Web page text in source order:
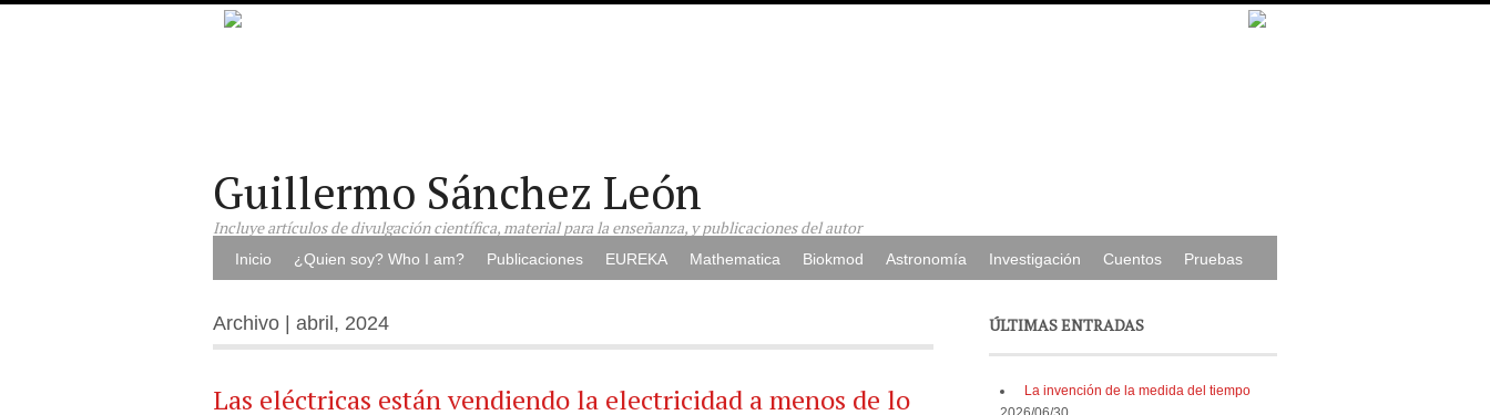
Guillermo Sánchez León
Incluye artículos de divulgación científica, material para la enseñanza, y publicaciones del autor
Inicio ¿Quien soy? Who I am? Publicaciones EUREKA Mathematica Biokmod Astronomía Investigación Cuentos Pruebas
Archivo | abril, 2024
Las eléctricas están vendiendo la electricidad a menos de lo
ÚLTIMAS ENTRADAS
La invención de la medida del tiempo